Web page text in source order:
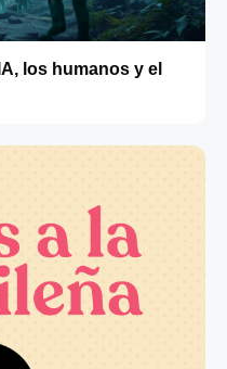
los humanos y el